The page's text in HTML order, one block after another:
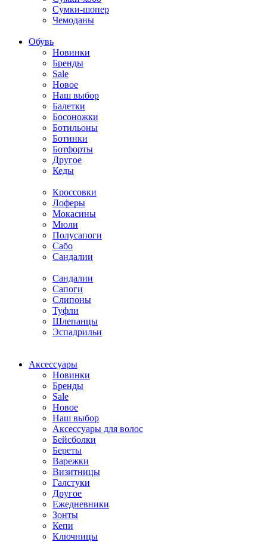
Сумки-шопер
Чемоданы
Обувь
Новинки
Бренды
Sale
Новое
Наш выбор
Балетки
Босоножки
Ботильоны
Ботинки
Ботфорты
Другое
Кеды
Кроссовки
Лоферы
Мокасины
Мюли
Полусапоги
Сабо
Сандалии
Сандалии
Сапоги
Слипоны
Туфли
Шлепанцы
Эспадрильи
Аксессуары
Новинки
Бренды
Sale
Новое
Наш выбор
Аксессуары для волос
Бейсболки
Береты
Варежки
Визитницы
Галстуки
Другое
Ежедневники
Зонты
Кепи
Ключницы